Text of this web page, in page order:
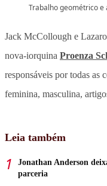
Trabalho geométrico
Jack McCollough e
nova-iorquina Proenza
responsáveis por todas as
feminina, masculina,
Leia também
Jonathan Anderson
parceria